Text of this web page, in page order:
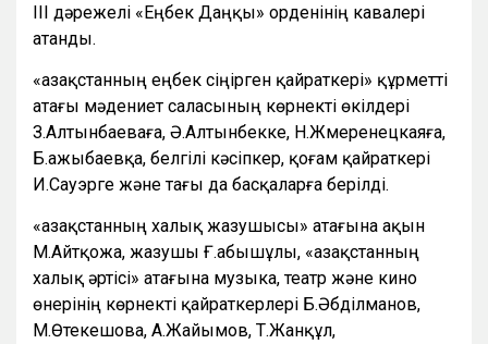
III дәрежелі «Еңбек Даңқы» орденінің кавалері
атанды.
«Қазақстанның еңбек сіңірген қайраткері» құрметті
атағы мәдениет саласының көрнекті өкілдері
З.Алтынбаеваға, Ә.Алтынбекке, Н.Жмеренецкаяға,
Б.Қажыбаевқа, белгілі кәсіпкер, қоғам қайраткері
И.Сауэрге және тағы да басқаларға берілді.
«Қазақстанның халық жазушысы» атағына ақын
М.Айтқожа, жазушы Ғ.Қабышұлы, «Қазақстанның
халық әртісі» атағына музыка, театр және кино
өнерінің көрнекті қайраткерлері Б.Әбділманов,
М.Өтекешова, А.Жайымов, Т.Жанқұл,